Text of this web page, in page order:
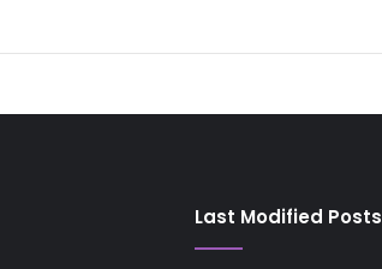
Last Modified Posts